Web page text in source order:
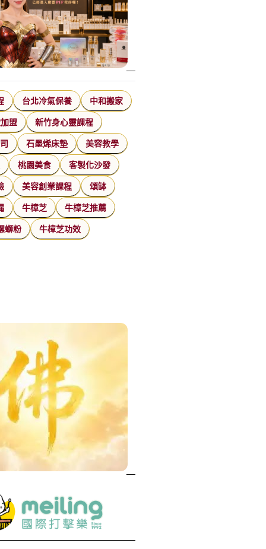
台北冷氣保養 中和搬家
盟 新竹身心靈課程
石墨烯床墊 美容教學
桃園美食 客製化沙發
美容創業課程 頌缽
牛樟芝 牛樟芝推薦
螄粉 牛樟芝功效